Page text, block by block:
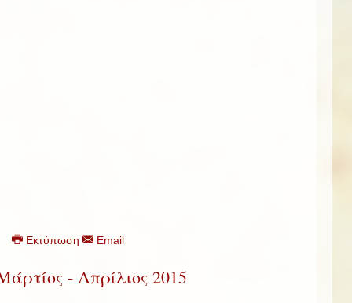
Εκτύπωση Email
- Απρίλιος 2015